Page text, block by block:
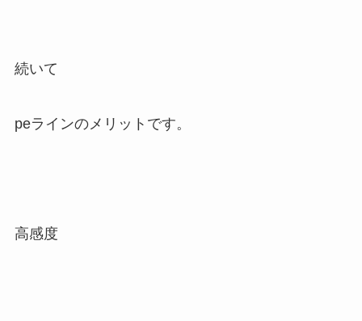
続いて
peラインのメリットです。
高感度